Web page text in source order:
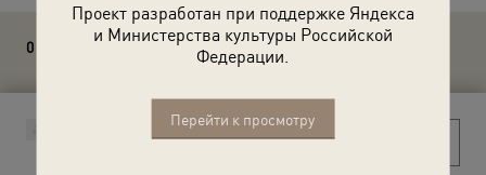
Проект разработан при поддержке Яндекса
и Министерства культуры Российской
Федерации.
Перейти к просмотру
0 комментариев